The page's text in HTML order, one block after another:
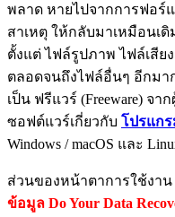
พลาด หายไปจากการฟอร์
สาเหตุ ให้กลับมาเหมือนเ
ตั้งแต่ ไฟล์รูปภาพ ไฟล์เสีย
ตลอดจนถึงไฟล์อื่นๆ อีกมา
เป็น ฟรีแวร์ (Freeware) จา
ซอฟต์แวร์เกี่ยวกับ โปรแก
Windows / macOS และ
ส่วนของหน้าตาการใช้งาน
ข้อมูล Do Your Data